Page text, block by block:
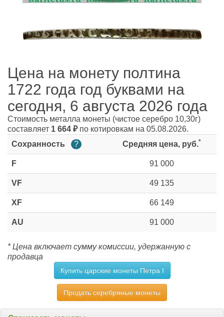
Цена на монету полтина
1722 года год буквами на
сегодня, 6 августа 2026 года
Стоимость металла монеты (чистое серебро 10,30г)
составляет 1 664 ₽по котировкам на 05.08.2026.
Сохранность
? Средняя цена, руб.*
F 91 000
VF 49 135
XF 66 149
AU 91 000
* Цена включает сумму комиссии, удержанную с
продавца
Купить царские монеты Петра I
Продать серебряные монеты